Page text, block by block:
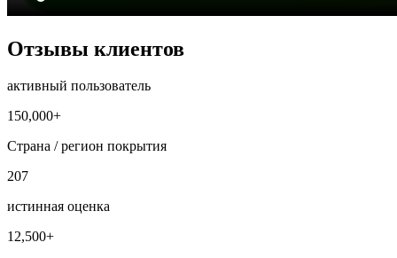
Отзывы клиентов
активный пользователь
150,000+
Страна / регион покрытия
207
истинная оценка
12,500+